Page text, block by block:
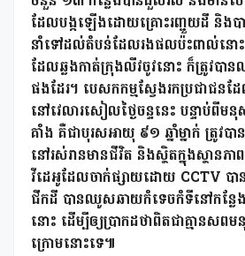
ដែលបង្កឡើងដោយគ្រោះរញ្ជួយដី និងប
នាំទៅដល់តំបន់ដែលរងផលប៉ះពាល់នោះដ
ដែលឆ្លងកាត់ក្រុងលីវចូវនោះ ក៏ត្រូវបា
ផងដែរ។ បេសកកម្មស្វែងរកប្រជាជនដ
នៅវេលារសៀលថ្ងៃចន្ទនេះ បន្ទាប់ពី
គាំង គឺជាបុរសអាយុ ៩១ ឆ្នាំម្នាក់ ត្រូវប
នៅរស់រានមានជីវិត និងស្ថិតក្នុងស្ថានភា
វីដេអូដែលចាក់ផ្សាយដោយ CCTV បា
ជីកដី បានឈូសឆាយកំទេចកំទីនៅកន្លែង
នោះ ដើម្បីឲ្យប្រាកដថាពិតជាគ្មានស
ក្រោមនោះទេ៕